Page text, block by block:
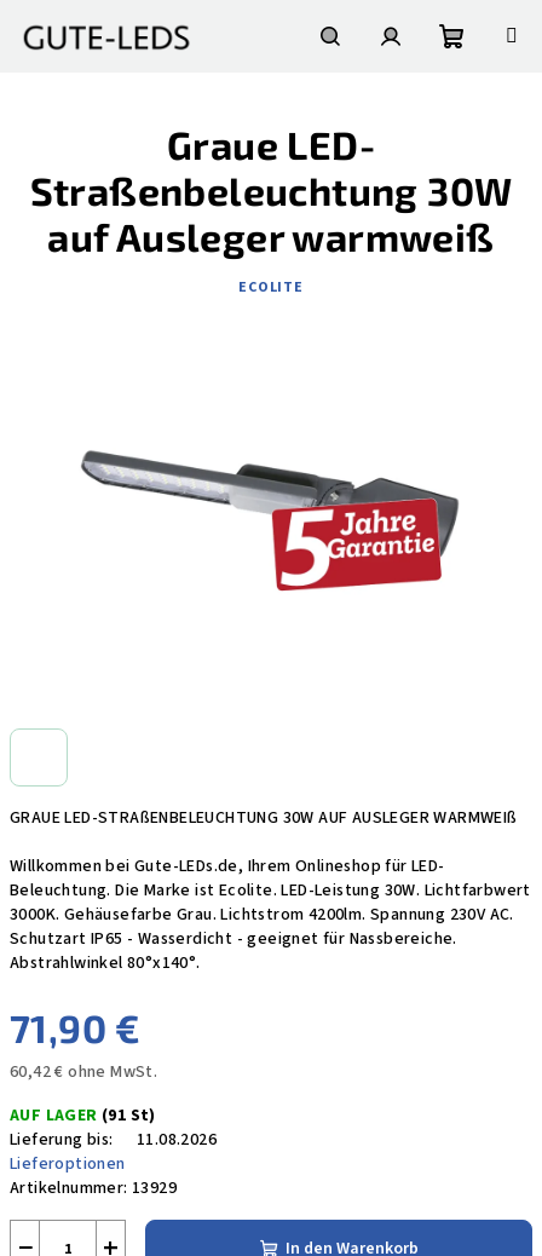
Inhalt
GRAUE LED-STRAßENBELEUCHTUNG 30W AUF AUSLEGER WARMWEIß
Willkommen bei Gute-LEDs.de, Ihrem Onlineshop für LED-
Beleuchtung. Die Marke ist Ecolite. LED-Leistung 30W. Lichtfarbwert
3000K. Gehäusefarbe Grau. Lichtstrom 4200lm. Spannung 230V AC.
Schutzart IP65 - Wasserdicht - geeignet für Nassbereiche.
Abstrahlwinkel 80°x140°.
71,90 €
60,42 € ohne MwSt.
AUF LAGER (91 St)
Lieferung bis:
11.08.2026
Lieferoptionen
Artikelnummer: 13929
In den Warenkorb
Graue LED-
Straßenbeleuchtung 30W
auf Ausleger warmweiß
ECOLITE